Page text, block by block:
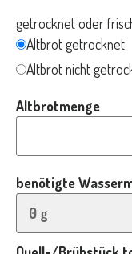
getrocknet oder
Altbrot getrocknet
Altbrot nicht
Altbrotmenge
benötigte